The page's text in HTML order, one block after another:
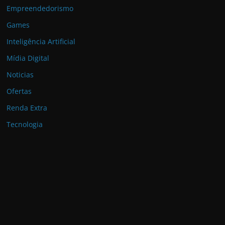
Empreendedorismo
Games
Inteligência Artificial
Mídia Digital
Noticias
Ofertas
Renda Extra
Tecnologia